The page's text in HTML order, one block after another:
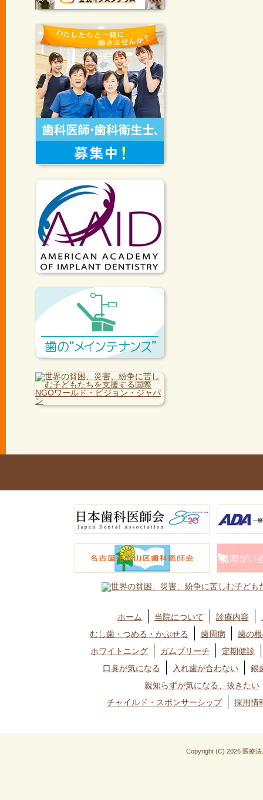
ホーム 当院について 診療内容
むし歯・つめる・かぶせる
歯周病
歯の
ホワイトニング
ガムブリーチ
定期健診
口臭が気になる
入れ歯が合わない
銀
親知らずが気になる、抜きたい
チャイルド・スポンサーシップ
採用情
Copyright (C) 2026 医療